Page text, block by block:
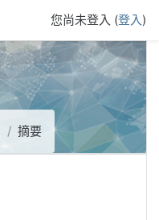
您尚未登入 (登入)
摘要